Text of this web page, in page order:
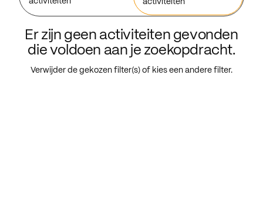
activiteiten
Er zijn geen activiteiten gevonden
die voldoen aan je zoekopdracht.
Verwijder de gekozen filter(s) of kies een andere filter.